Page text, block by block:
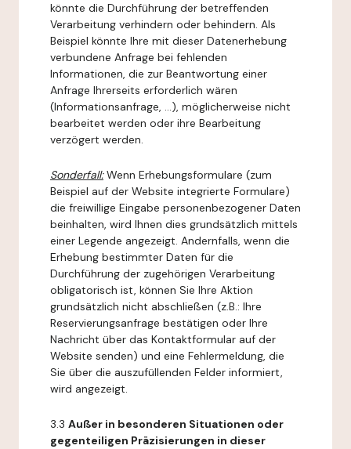
könnte die Durchführung der betreffenden
Verarbeitung verhindern oder behindern. Als
Beispiel könnte Ihre mit dieser Datenerhebung
verbundene Anfrage bei fehlenden
Informationen, die zur Beantwortung einer
Anfrage Ihrerseits erforderlich wären
(Informationsanfrage, ...), möglicherweise nicht
bearbeitet werden oder ihre Bearbeitung
verzögert werden.
Sonderfall:Wenn Erhebungsformulare (zum
Beispiel auf der Website integrierte Formulare)
die freiwillige Eingabe personenbezogener Daten
beinhalten, wird Ihnen dies grundsätzlich mittels
einer Legende angezeigt. Andernfalls, wenn die
Erhebung bestimmter Daten für die
Durchführung der zugehörigen Verarbeitung
obligatorisch ist, können Sie Ihre Aktion
grundsätzlich nicht abschließen (z.B.: Ihre
Reservierungsanfrage bestätigen oder Ihre
Nachricht über das Kontaktformular auf der
Website senden) und eine Fehlermeldung, die
Sie über die auszufüllenden Felder informiert,
wird angezeigt.
3.3 Außer in besonderen Situationen oder
gegenteiligen Präzisierungen in dieser